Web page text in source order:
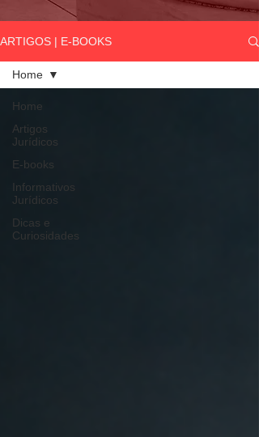
ARTIGOS | E-BOOKS
Home
Artigos
Jurídicos
E-books
Informativos
Jurídicos
Dicas e
Curiosidades
Home